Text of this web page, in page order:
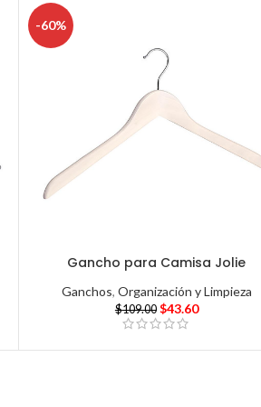
-60%
Gancho para Camisa Jolie
Ganchos, Organización y Limpieza
$109.00 $43.60